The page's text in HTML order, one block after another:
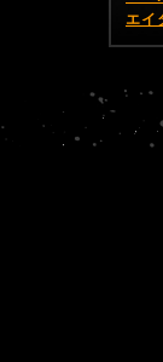
エイ